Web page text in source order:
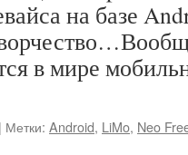
на базе
в мире
| Метки: Android, LiMo, Neo